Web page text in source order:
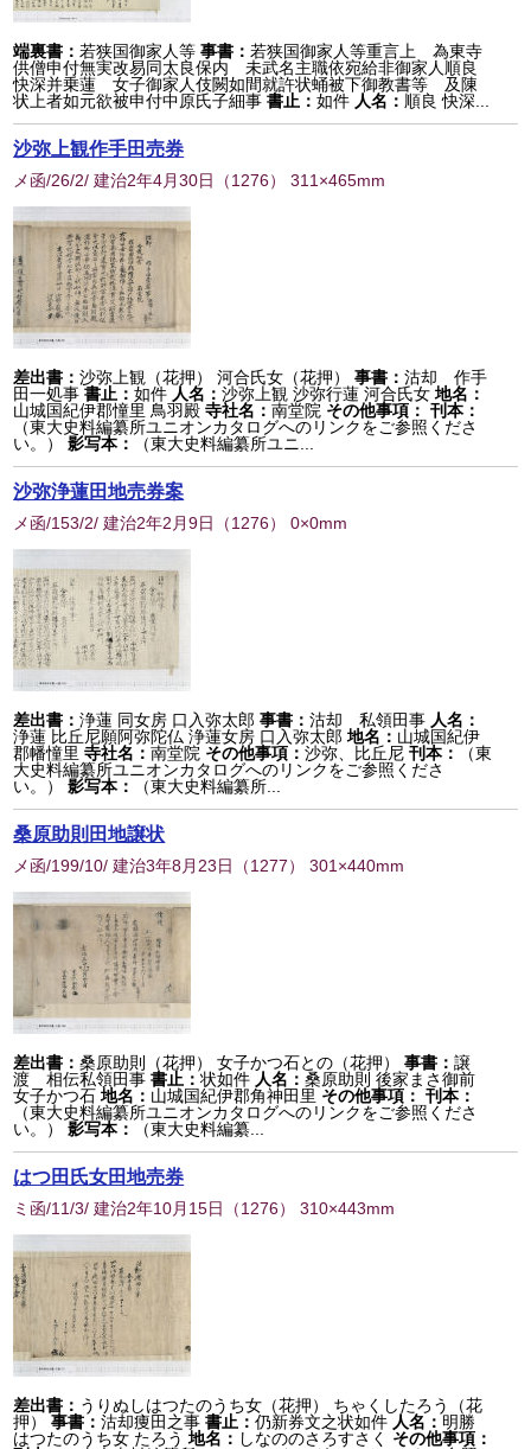
端裏書：若狭国御家人等 事書：若狭国御家人等重言上 為東寺
供僧申付無実改易同太良保内 未武名主職依宛給非御家人順良
快深并乗蓮 女子御家人伎闕如間就許状蛹被下御教書等 及陳
状上者如元欲被申付中原氏子細事書止：如件 人名： 順良 快深...
沙弥上観作手田売券
メ函/26/2/ 建治2年4月30日 （1276） 311×465mm
差出書：沙弥上観（花押） 河合氏女（花押） 事書：沽却 作手
田一処事書止：如件 人名：沙弥上観 沙弥行蓮 河合氏女 地名：
山城国紀伊郡憧里 鳥羽殿 寺社名：南堂院 その他事項： 刊本：
（東大史料編纂所ユニオンカタログへのリンクをご参照くださ
い。）
影写本： （東大史料編纂所ユニ...
沙弥浄蓮田地売券案
メ函/153/2/ 建治2年2月9日 （1276） 0×0mm
差出書：浄蓮 同女房 口入弥太郎 事書：沽却 私領田事 人名：
浄蓮 比丘尼願阿弥陀仏 浄蓮女房 口入弥太郎 地名： 山城国紀伊
郡幡憧里 寺社名：南堂院 その他事項：沙弥、比丘尼刊本：
（東
大史料編纂所ユニオンカタログへのリンクをご参照くださ
い。）
影写本： （東大史料編纂所...
桑原助則田地譲状
メ函/199/10/ 建治3年8月23日 （1277） 301×440mm
差出書：桑原助則（花押） 女子かつ石との（花押） 事書：譲
渡 相伝私領田事書止：状如件 人名：桑原助則 後家まさ御前
女子かつ石 地名： 山城国紀伊郡角神田里 その他事項： 刊本：
（東大史料編纂所ユニオンカタログへのリンクをご参照くださ
い。）
影写本： （東大史料編纂...
はつ田氏女田地売券
ミ函/11/3/ 建治2年10月15日 （1276） 310×443mm
差出書： うりぬしはつたのうち女（花押） ちゃくしたろう（花
押）
事書：沽却痩田之事書止：仍新券文之状如件 人名： 明勝
はつたのうち女 たろう 地名： しなののさろすさく
その他事項：